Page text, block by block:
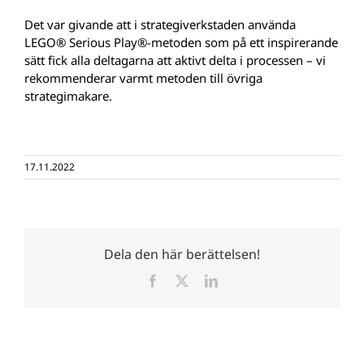
Det var givande att i strategiverkstaden använda
LEGO® Serious Play®-metoden som på ett inspirerande
sätt fick alla deltagarna att aktivt delta i processen – vi
rekommenderar varmt metoden till övriga
strategimakare.
17.11.2022
Dela den här berättelsen!
Facebook LinkedIn